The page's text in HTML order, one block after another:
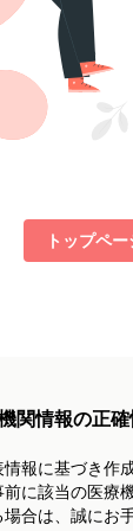
トップペ
関情報の正
報に基づき作
に該当の医療
合は、 誠にお